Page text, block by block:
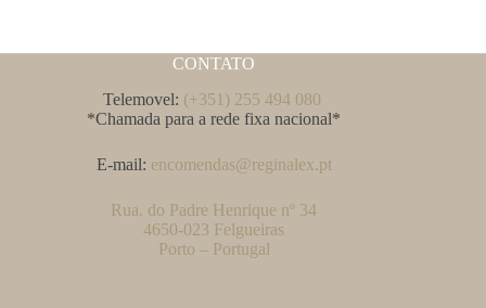
CONTATO
Telemovel: (+351) 255 494 080
*Chamada para a rede fixa nacional*
E-mail: encomendas@reginalex.pt
Rua. do Padre Henrique nº 34
4650-023 Felgueiras
Porto – Portugal